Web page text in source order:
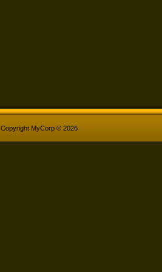
Copyright MyCorp © 2026